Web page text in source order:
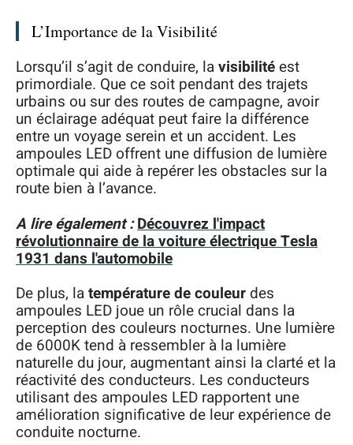
L’Importance de la Visibilité
Lorsqu’il s’agit de conduire, lavisibilitéest
primordiale. Que ce soit pendant des trajets
urbains ou sur des routes de campagne, avoir
un éclairage adéquat peut faire la différence
entre un voyage serein et un accident. Les
ampoules LED offrent une diffusion de lumière
optimale qui aide à repérer les obstacles sur la
route bien à l’avance.
A lire également :Découvrez l'impact
révolutionnaire de la voiture électrique Tesla
1931 dans l'automobile
De plus, latempérature de couleur des
ampoules LED joue un rôle crucial dans la
perception des couleurs nocturnes. Une lumière
de 6000K tend à ressembler à la lumière
naturelle du jour, augmentant ainsi la clarté et la
réactivité des conducteurs. Les conducteurs
utilisant des ampoules LED rapportent une
amélioration significative de leur expérience de
conduite nocturne.